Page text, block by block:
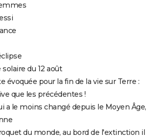
du 12 août
évoquée pour la fin de la vie sur Terre :
que les précédentes !
a le moins changé depuis le Moyen Âge,
du monde, au bord de l'extinction il